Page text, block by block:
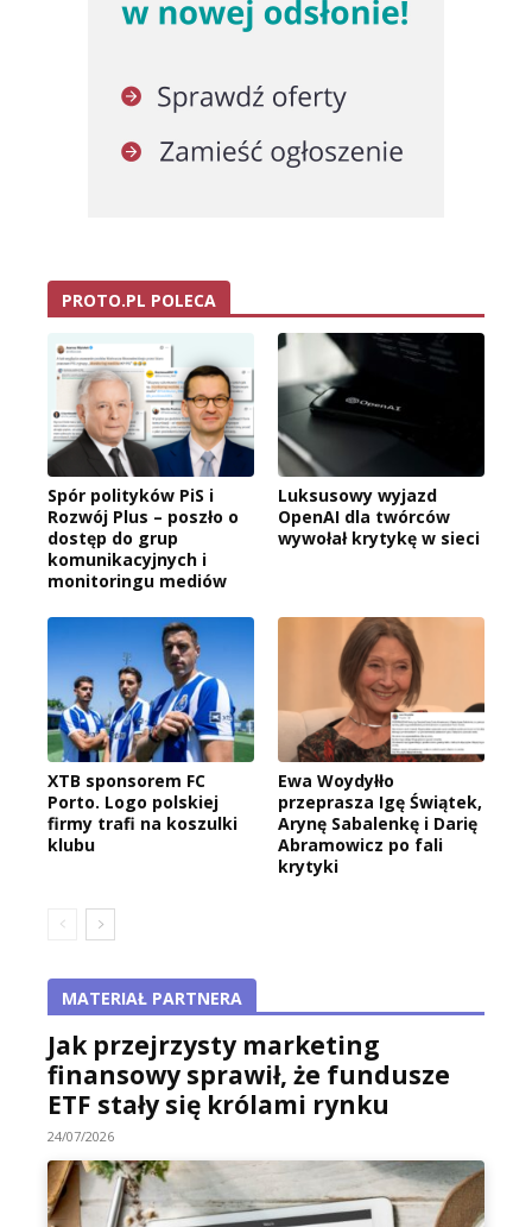
PROTO.PL POLECA
Spór polityków PiS i
Rozwój Plus – poszło o
dostęp do grup
komunikacyjnych i
monitoringu mediów
Luksusowy wyjazd
OpenAI dla twórców
wywołał krytykę w sieci
XTB sponsorem FC
Porto. Logo polskiej
firmy trafi na koszulki
klubu
Ewa Woydyłło
przeprasza Igę Świątek,
Arynę Sabalenkę i Darię
Abramowicz po fali
krytyki
MATERIAŁ PARTNERA
Jak przejrzysty marketing
finansowy sprawił, że fundusze
ETF stały się królami rynku
24/07/2026